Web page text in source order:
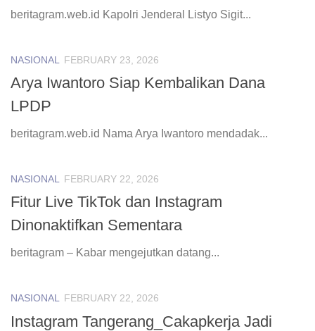
beritagram.web.id Kapolri Jenderal Listyo Sigit...
NASIONAL FEBRUARY 23, 2026
Arya Iwantoro Siap Kembalikan Dana
LPDP
beritagram.web.id Nama Arya Iwantoro mendadak...
NASIONAL FEBRUARY 22, 2026
Fitur Live TikTok dan Instagram
Dinonaktifkan Sementara
beritagram – Kabar mengejutkan datang...
NASIONAL FEBRUARY 22, 2026
Instagram Tangerang_Cakapkerja Jadi